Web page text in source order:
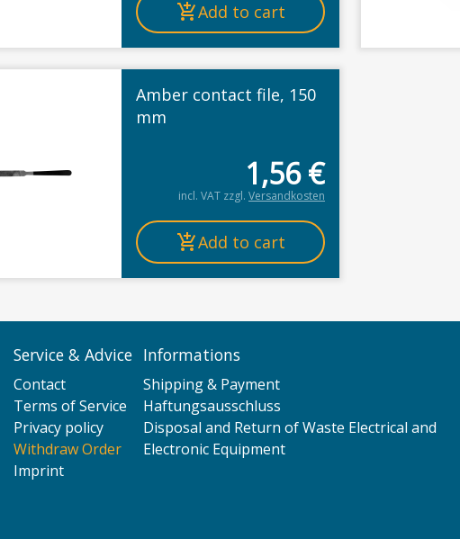
Add to cart
Amber contact file, 150
mm
1,56€
incl. VAT zzgl. Versandkosten
Add to cart
Service & Advice
Contact
Terms of Service
Privacy policy
Withdraw Order
Imprint
Informations
Shipping & Payment
Haftungsausschluss
Disposal and Return of Waste Electrical and
Electronic Equipment